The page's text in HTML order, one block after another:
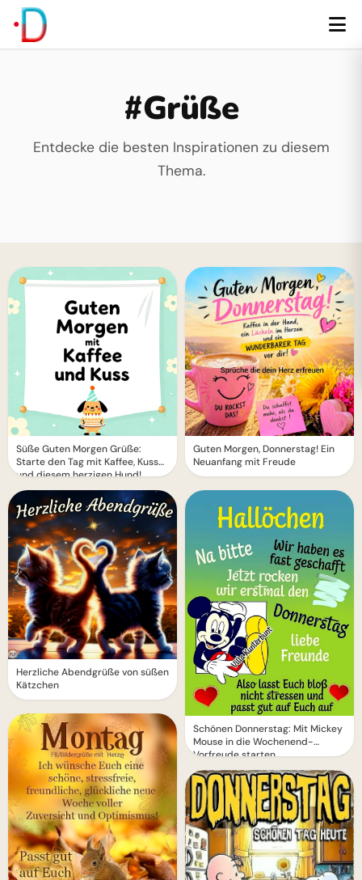
#Grüße
Entdecke die besten Inspirationen zu diesem
Thema.
Süße Guten Morgen Grüße:
Starte den Tag mit Kaffee, Kuss
und diesem herzigen Hund!
Herzliche Abendgrüße von süßen
Kätzchen
Guten Morgen, Donnerstag! Ein
Neuanfang mit Freude
Schönen Donnerstag: Mit Mickey
Mouse in die Wochenend-
Vorfreude starten